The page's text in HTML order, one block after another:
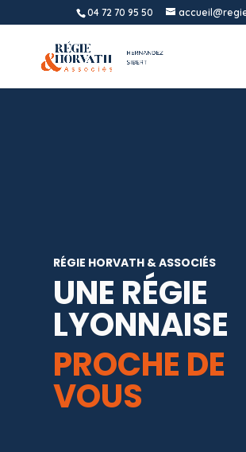
04 72 70 95 50
RÉGIE HORVATH & ASSOCIÉS
UNE RÉGIE
LYONNAISE
PROCHE DE
VOUS